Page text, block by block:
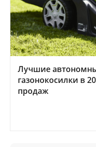
Лучшие
газонокосилки в
продаж